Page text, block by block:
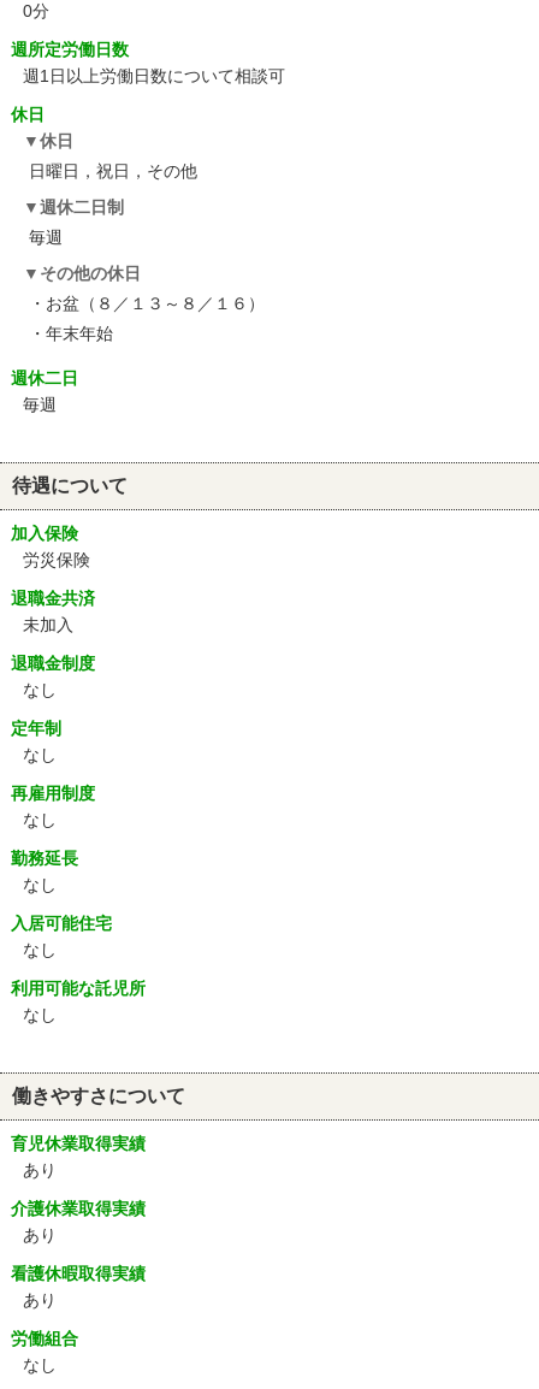
0分
週所定労働日数
週1日以上労働日数について相談可
休日
休日
日曜日，祝日，その他
週休二日制
毎週
その他の休日
・お盆（８／１３～８／１６）
・年末年始
週休二日
毎週
待遇について
加入保険
労災保険
退職金共済
未加入
退職金制度
なし
定年制
なし
再雇用制度
なし
勤務延長
なし
入居可能住宅
なし
利用可能な託児所
なし
働きやすさについて
育児休業取得実績
あり
介護休業取得実績
あり
看護休暇取得実績
あり
労働組合
なし